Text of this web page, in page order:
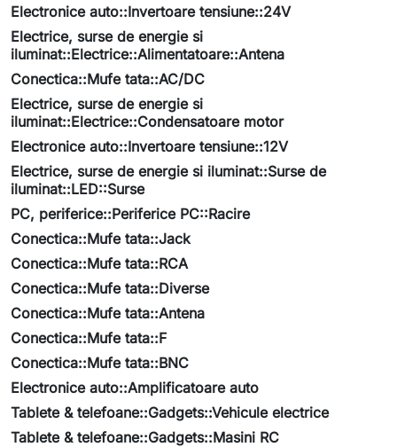
Electronice auto::Invertoare tensiune::24V
Electrice, surse de energie si
iluminat::Electrice::Alimentatoare::Antena
Conectica::Mufe tata::AC/DC
Electrice, surse de energie si
iluminat::Electrice::Condensatoare motor
Electronice auto::Invertoare tensiune::12V
Electrice, surse de energie si iluminat::Surse de
iluminat::LED::Surse
PC, periferice::Periferice PC::Racire
Conectica::Mufe tata::Jack
Conectica::Mufe tata::RCA
Conectica::Mufe tata::Diverse
Conectica::Mufe tata::Antena
Conectica::Mufe tata::F
Conectica::Mufe tata::BNC
Electronice auto::Amplificatoare auto
Tablete & telefoane::Gadgets::Vehicule electrice
Tablete & telefoane::Gadgets::Masini RC